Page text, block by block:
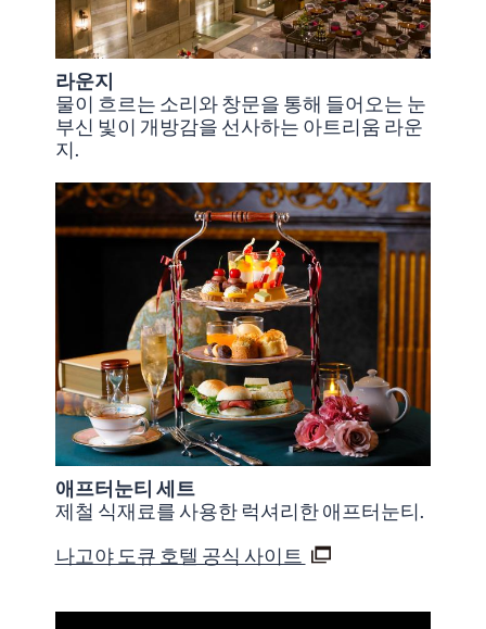
라운지
물이 흐르는 소리와 창문을 통해 들어오는 눈
부신 빛이 개방감을 선사하는 아트리움 라운
지.
애프터눈티 세트
제철 식재료를 사용한 럭셔리한 애프터눈티.
나고야 도큐 호텔 공식 사이트